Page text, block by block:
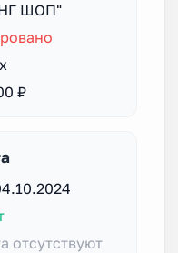
ШОП"
₽
отсутствуют